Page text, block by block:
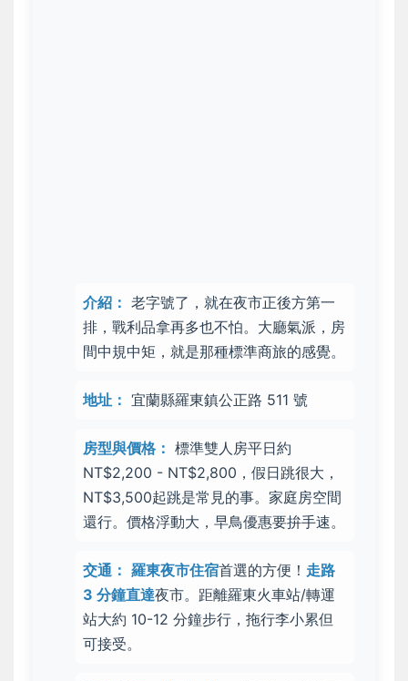
介紹： 老字號了，就在夜市正後方第一
排 ，戰利品拿再多也不怕。大廳氣派，房
間中規中矩，就是那種標準商旅的感覺。
地址： 宜蘭縣羅東鎮公正路 511 號
房型與價格： 標準雙人房平日約
NT$2,200 - NT$2,800，假日跳很大，
NT$3,500起跳是常見的事。家庭房空間
還行。 價格浮動大 ，早鳥優惠要拚手速。
交通： 羅東夜市住宿首選的方便！ 走路
3 分鐘直達夜市。距離羅東火車站/轉運
站大約 10-12 分鐘步行，拖行李小累但
可接受。